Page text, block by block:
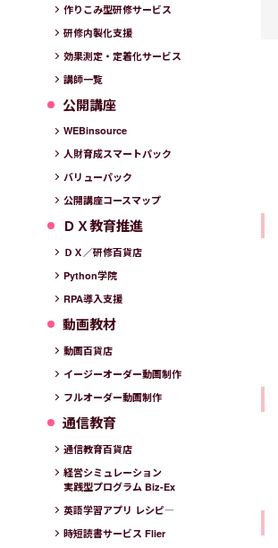
作りこみ型研修サービス
研修内製化支援
効果測定・定着化サービス
講師一覧
公開講座
WEBinsource
人財育成スマートパック
バリューパック
公開講座コースマップ
ＤＸ教育推進
ＤＸ／研修百貨店
Python学院
RPA導入支援
動画教材
動画百貨店
イージーオーダー動画制作
フルオーダー動画制作
通信教育
通信教育百貨店
経営シミュレーション
実践型プログラム Biz-Ex
英語学習アプリ レシピ―
時短読書サービス Flier